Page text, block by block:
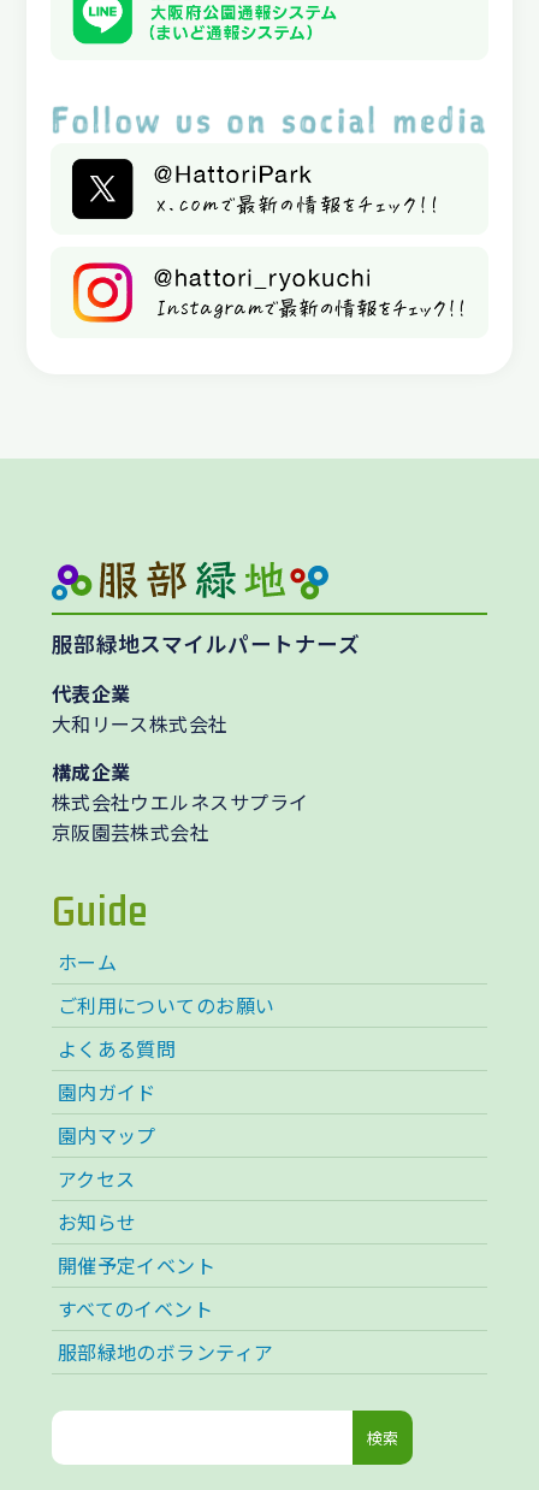
服部緑地スマイルパートナーズ
代表企業
大和リース株式会社
構成企業
株式会社ウエルネスサプライ
京阪園芸株式会社
Guide
ホーム
ご利用についてのお願い
よくある質問
園内ガイド
園内マップ
アクセス
お知らせ
開催予定イベント
すべてのイベント
服部緑地のボランティア
検